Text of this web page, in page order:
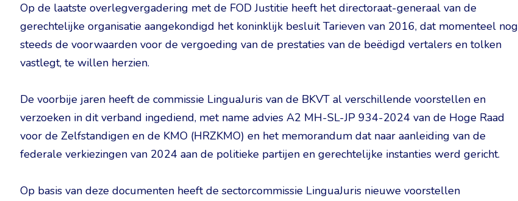
Op de laatste overlegvergadering met de FOD Justitie heeft het directoraat-generaal van de
gerechtelijke organisatie aangekondigd het koninklijk besluit Tarieven van 2016, dat momenteel nog
steeds de voorwaarden voor de vergoeding van de prestaties van de beëdigd vertalers en tolken
vastlegt, te willen herzien.
De voorbije jaren heeft de commissie LinguaJuris van de BKVT al verschillende voorstellen en
verzoeken in dit verband ingediend, met name advies A2 MH-SL-JP 934-2024 van de Hoge Raad
voor de Zelfstandigen en de KMO (HRZKMO) en het memorandum dat naar aanleiding van de
federale verkiezingen van 2024 aan de politieke partijen en gerechtelijke instanties werd gericht.
Op basis van deze documenten heeft de sectorcommissie LinguaJuris nieuwe voorstellen